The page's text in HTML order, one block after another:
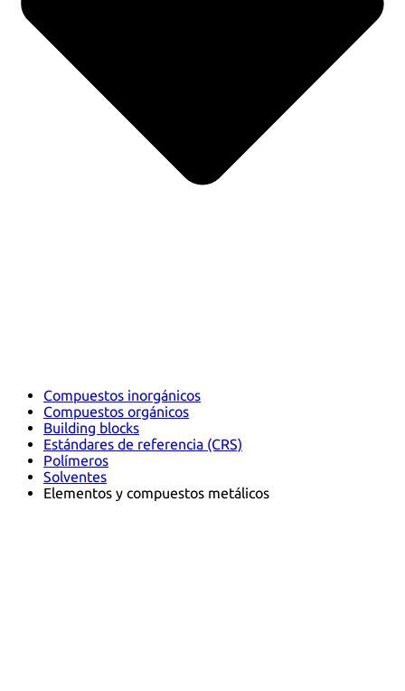
Compuestos inorgánicos
Compuestos orgánicos
Building blocks
Estándares de referencia (CRS)
Polímeros
Solventes
Elementos y compuestos metálicos